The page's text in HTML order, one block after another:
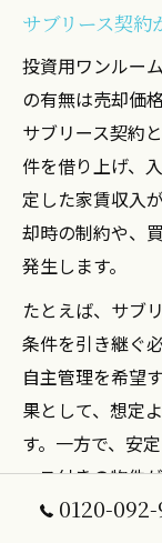
サブリース契約
投資用ワンルー
の有無は売却価
サブリース契約
件を借り上げ、
定した家賃収入
却時の制約や、
発生します。
たとえば、サブ
条件を引き継ぐ
自主管理を希望
果として、想定
す。一方で、安
ース付きの物件
売却を検討する
0120-